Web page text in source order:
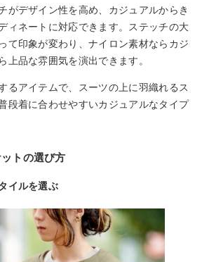
がデザイン性を高め、カジュアルからき
ィネートに対応できます。ステッチの大
て印象が変わり、ナイロン素材ならカジ
上品な雰囲気を演出できます。
るアイテムで、スーツの上に羽織れるス
段着に合わせやすいカジュアルなタイプ
トの選び方
イルを選ぶ